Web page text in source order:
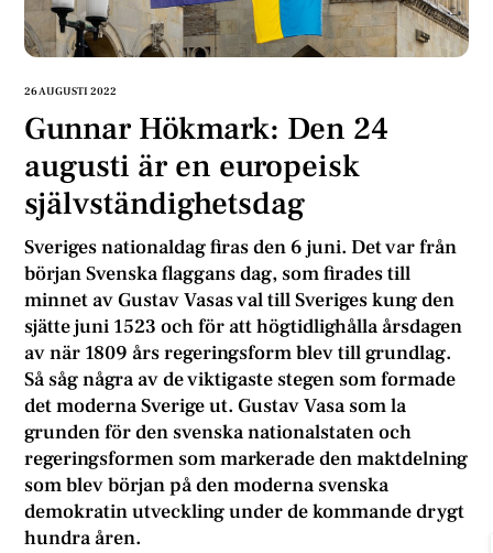
26 AUGUSTI 2022
Gunnar Hökmark: Den 24
augusti är en europeisk
självständighetsdag
Sveriges nationaldag firas den 6 juni. Det var från
början Svenska flaggans dag, som firades till
minnet av Gustav Vasas val till Sveriges kung den
sjätte juni 1523 och för att högtidlighålla årsdagen
av när 1809 års regeringsform blev till grundlag.
Så såg några av de viktigaste stegen som formade
det moderna Sverige ut. Gustav Vasa som la
grunden för den svenska nationalstaten och
regeringsformen som markerade den maktdelning
som blev början på den moderna svenska
demokratin utveckling under de kommande drygt
hundra åren.